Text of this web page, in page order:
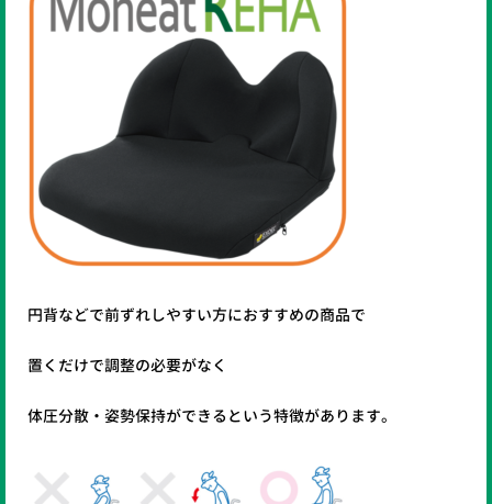
円背などで前ずれしやすい方におすすめの商品で
置くだけで調整の必要がなく
体圧分散・姿勢保持ができるという特徴があります。